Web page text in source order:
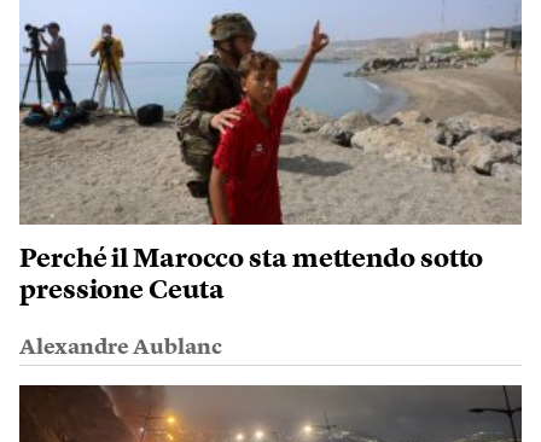
Perché il Marocco sta mettendo sotto
pressione Ceuta
Alexandre Aublanc